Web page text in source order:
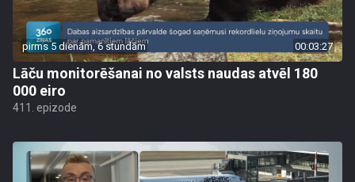
pirms 5 dienām, 6 stundām 00:03:27
Lāču monitorēšanai no valsts naudas atvēl 180
000 eiro
411. epizode